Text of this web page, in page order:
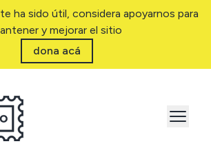
ha sido útil, considera apoyarnos para
y mejorar el sitio
dona acá